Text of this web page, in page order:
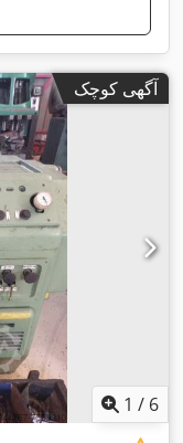
آگهی کوچک
1 / 6